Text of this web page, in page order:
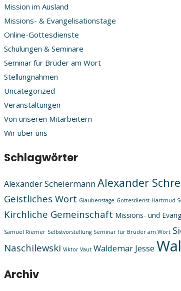
Mission im Ausland
Missions- & Evangelisationstage
Online-Gottesdienste
Schulungen & Seminare
Seminar für Brüder am Wort
Stellungnahmen
Uncategorized
Veranstaltungen
Von unseren Mitarbeitern
Wir über uns
Schlagwörter
Alexander ScheiermannAlexander
Geistliches Wort Glaubenstage Gottesdienst Hartmud
Kirchliche Gemeinschaft Missions- und
Samuel Riemer Selbstvorstellung Seminar für Brüder am Wort
Naschilewski Viktor Vaut Waldemar Jesse
Archiv